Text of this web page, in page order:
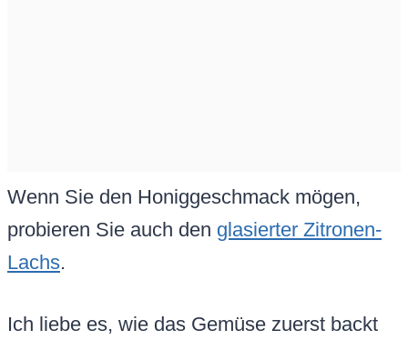
Wenn Sie den Honiggeschmack mögen,
probieren Sie auch den glasierter Zitronen-
Lachs.
Ich liebe es, wie das Gemüse zuerst backt